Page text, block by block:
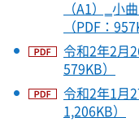
（A1）‗小
（PDF：
令和2年2月
579KB）
令和2年1月
1,206KB）